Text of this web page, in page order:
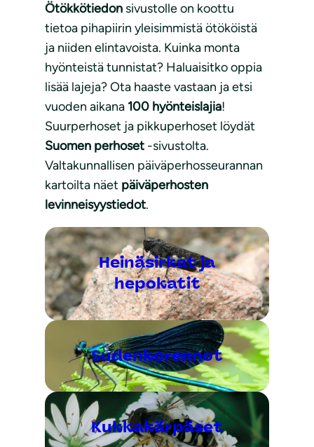
Ötökkötiedon sivustolle on koottu
tietoa pihapiirin yleisimmistä ötököistä
ja niiden elintavoista. Kuinka monta
hyönteistä tunnistat? Haluaisitko oppia
lisää lajeja? Ota haaste vastaan ja etsi
vuoden aikana 100 hyönteislajia!
Suurperhoset ja pikkuperhoset löydät
Suomen perhoset -sivustolta.
Valtakunnallisen päiväperhosseurannan
kartoilta näet päiväperhosten
levinneisyystiedot.
Heinäsirkat ja
hepokatit
Sudenkorennot
Kukkakärpäset